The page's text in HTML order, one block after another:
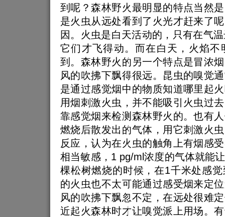
到呢？森林野火最明显的特点当然
是火虫从远处看到了火光才赶来了
因。火虫是白天活动的，只有在气
它们才飞得动。而在白天，火焰不
到。森林野火的另一个特点是冒浓
风的吹拂下飘得很远。昆虫的嗅觉
是通过感觉烟中的物质知道哪里起
用烟刺激火虫，并不能吸引火虫过
靠感觉烟来检测森林野火的。也有
燃烧后散发出的气体，用它刺激火
反应，认为在火虫的触角上有烟感
相当敏感，1 pg/ml浓度的气体就能
棵松树燃烧的时候，在1千米处感
的火虫也不太可能通过感受烟来定
风的吹拂下飘忽不定，在远处很难
近起火森林时才让嗅觉派上用场。